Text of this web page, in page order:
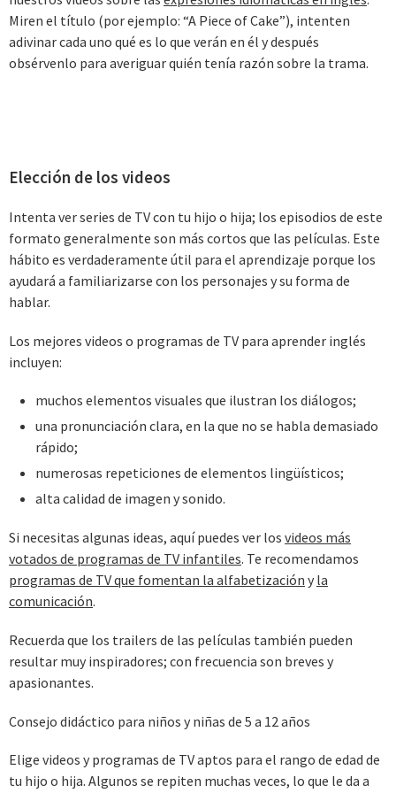
Miren el título (por ejemplo: “A Piece of Cake”), intenten
adivinar cada uno qué es lo que verán en él y después
obsérvenlo para averiguar quién tenía razón sobre la trama.
Elección de los videos
Intenta ver series de TV con tu hijo o hija; los episodios de este
formato generalmente son más cortos que las películas. Este
hábito es verdaderamente útil para el aprendizaje porque los
ayudará a familiarizarse con los personajes y su forma de
hablar.
Los mejores videos o programas de TV para aprender inglés
incluyen:
muchos elementos visuales que ilustran los diálogos;
una pronunciación clara, en la que no se habla demasiado
rápido;
numerosas repeticiones de elementos lingüísticos;
alta calidad de imagen y sonido.
Si necesitas algunas ideas, aquí puedes ver los videos más
votados de programas de TV infantiles. Te recomendamos
programas de TV que fomentan la alfabetización y la
comunicación.
Recuerda que los trailers de las películas también pueden
resultar muy inspiradores; con frecuencia son breves y
apasionantes.
Consejo didáctico para niños y niñas de 5 a 12 años
Elige videos y programas de TV aptos para el rango de edad de
tu hijo o hija. Algunos se repiten muchas veces, lo que le da a